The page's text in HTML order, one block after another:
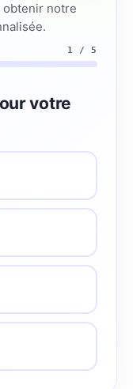
obtenir notre
1 / 5
votre